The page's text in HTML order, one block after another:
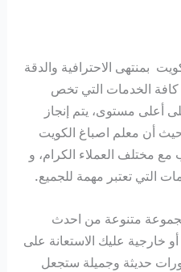
بمنتهى الاحترافية والدقة
الخدمات التي تخص
أعلى مستوى، يتم إنجاز
أن معلم اصباغ الكويت
مختلف العملاء الكرام، و
التي تعتبر مهمة للجميع.
متنوعة من احدث
خارجية عليك الاستعانة على
حديثة وجميلة ستجعل